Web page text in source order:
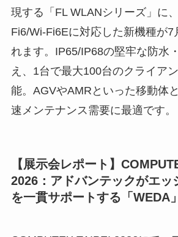
現する「FL WLANシリーズ」に
Fi6/Wi-Fi6Eに対応した新機種が7
れます。IP65/IP68の堅牢な防水
え、1台で最大100台のクライア
能。AGVやAMRといった移動体
速メンテナンス需要に最適です。
【展示会レポート】
2026：アドバンテックがエッ
を一貫サポートする「WEDA